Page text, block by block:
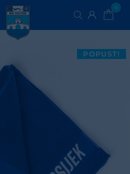
0
proizvoda Cm
POPUST!